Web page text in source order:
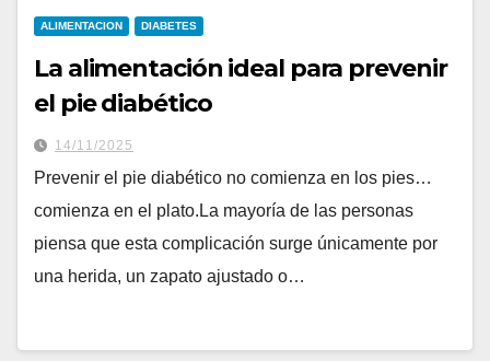
ALIMENTACION DIABETES
La alimentación ideal para prevenir
el pie diabético
14/11/2025
Prevenir el pie diabético no comienza en los pies…
comienza en el plato.La mayoría de las personas
piensa que esta complicación surge únicamente por
una herida, un zapato ajustado o…